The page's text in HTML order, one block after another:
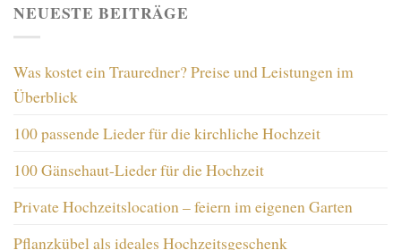
NEUESTE BEITRÄGE
Was kostet ein Trauredner? Preise und Leistungen im
Überblick
100 passende Lieder für die kirchliche Hochzeit
100 Gänsehaut-Lieder für die Hochzeit
Private Hochzeitslocation – feiern im eigenen Garten
Pflanzkübel als ideales Hochzeitsgeschenk